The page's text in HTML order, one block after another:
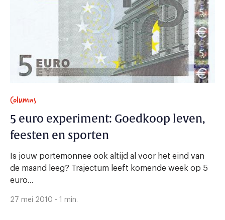
Columns
5 euro experiment: Goedkoop leven,
feesten en sporten
Is jouw portemonnee ook altijd al voor het eind van
de maand leeg? Trajectum leeft komende week op 5
euro...
27 mei 2010 - 1 min.